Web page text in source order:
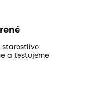
starostlivo
a testujeme